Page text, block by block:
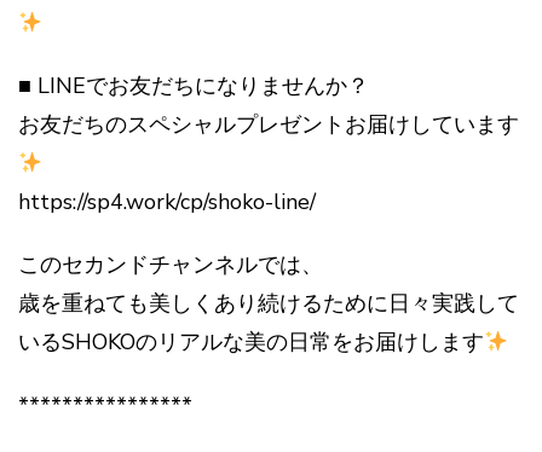
■ LINEでお友だちになりませんか？
お友だちのスペシャルプレゼントお届けしています
https://sp4.work/cp/shoko-line/
このセカンドチャンネルでは、
歳を重ねても美しくあり続けるために日々実践して
いるSHOKOのリアルな美の日常をお届けします
****************